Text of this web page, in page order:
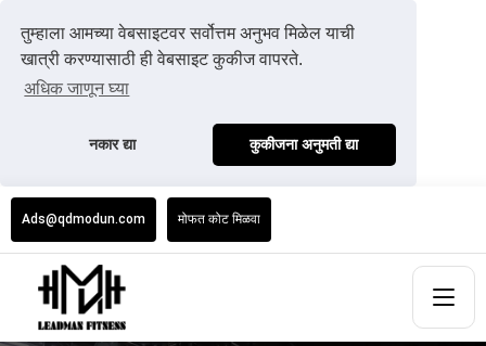
तुम्हाला आमच्या वेबसाइटवर सर्वोत्तम अनुभव मिळेल याची
खात्री करण्यासाठी ही वेबसाइट कुकीज वापरते.
अधिक जाणून घ्या
नकार द्या कुकीजना अनुमती द्या
Ads@qdmodun.com मोफत कोट मिळवा